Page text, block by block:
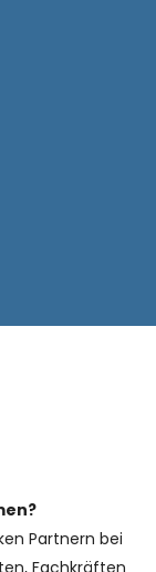
Partnern bei